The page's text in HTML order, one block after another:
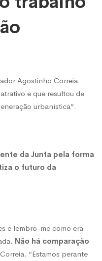
Agostinho Correia
e que resultou de
urbanística”.
da Junta pela forma
o futuro da
e lembro-me como era
Não há comparação
“Estamos perante